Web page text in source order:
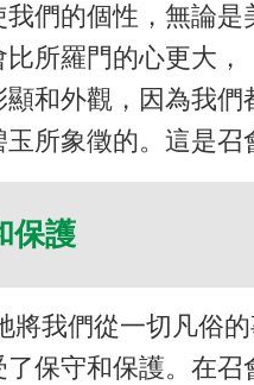
們的個性，無論
所羅門的心更大
和外觀，因為我
所象徵的。這是召
保護
我們從一切凡俗
保守和保護。在